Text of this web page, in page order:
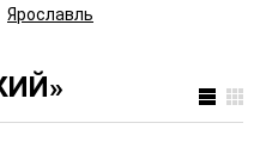
Ярославль